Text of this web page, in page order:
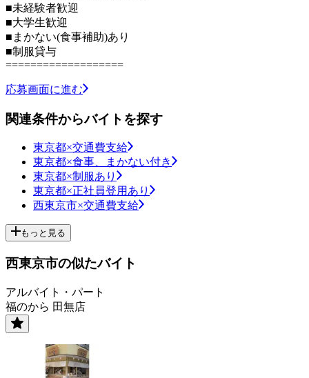
■未経験者歓迎
■大学生歓迎
■まかない(食事補助)あり
■制服貸与
===================
応募画面に進む
関連条件からバイトを探す
東京都×交通費支給
東京都×食事、まかない付き
東京都×制服あり
東京都×正社員登用あり
西東京市×交通費支給
もっと見る
西東京市の似たバイト
アルバイト・パート
福のから 田無店